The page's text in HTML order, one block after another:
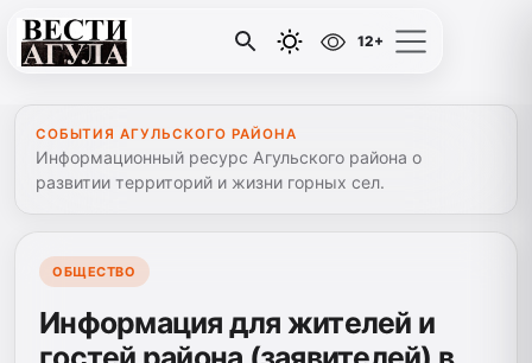
12+
СОБЫТИЯ АГУЛЬСКОГО РАЙОНА
Информационный ресурс Агульского района о
развитии территорий и жизни горных сел.
ОБЩЕСТВО
Информация для жителей и